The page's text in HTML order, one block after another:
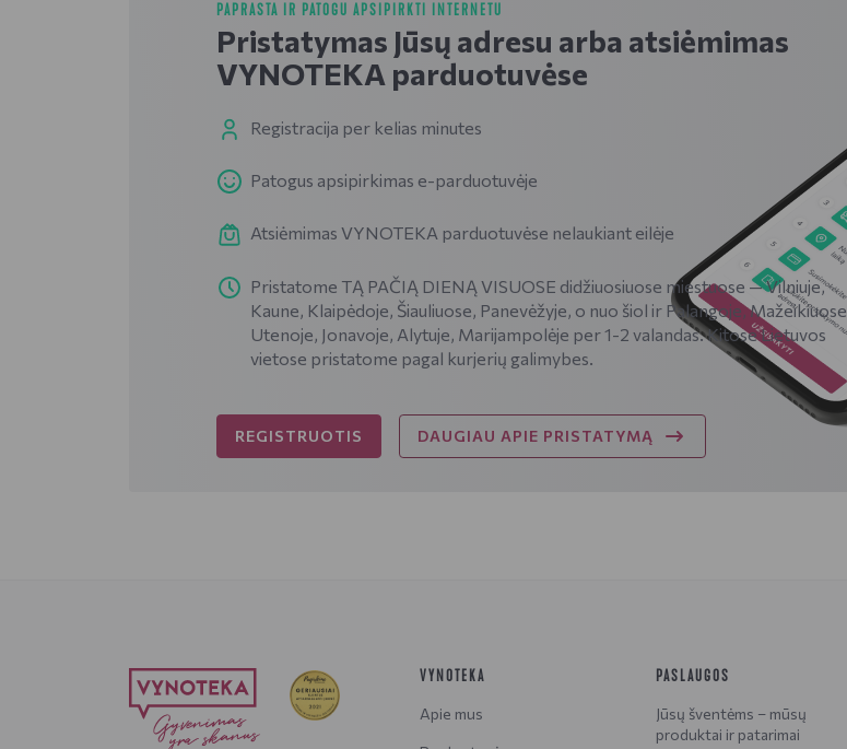
PAPRASTA IR PATOGU APSIPIRKTI INTERNETU
Pristatymas Jūsų adresu arba atsiėmimas
VYNOTEKA parduotuvėse
Registracija per kelias minutes
Patogus apsipirkimas e-parduotuvėje
Atsiėmimas VYNOTEKA parduotuvėse nelaukiant eilėje
Pristatome TĄ PAČIĄ DIENĄ VISUOSE didžiuosiuose miestuose — Vilniuje,
Kaune, Klaipėdoje, Šiauliuose, Panevėžyje, o nuo šiol ir Palangoje, Mažeikiuose,
Utenoje, Jonavoje, Alytuje, Marijampolėje per 1-2 valandas. Kitose Lietuvos
vietose pristatome pagal kurjerių galimybes.
REGISTRUOTIS DAUGIAU APIE PRISTATYMĄ
VYNOTEKA
Apie mus
PASLAUGOS
Jūsų šventėms – mūsų
produktai ir patarimai